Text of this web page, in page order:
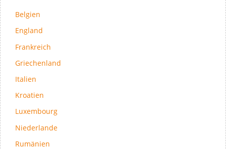
Belgien
England
Frankreich
Griechenland
Italien
Kroatien
Luxembourg
Niederlande
Rumänien